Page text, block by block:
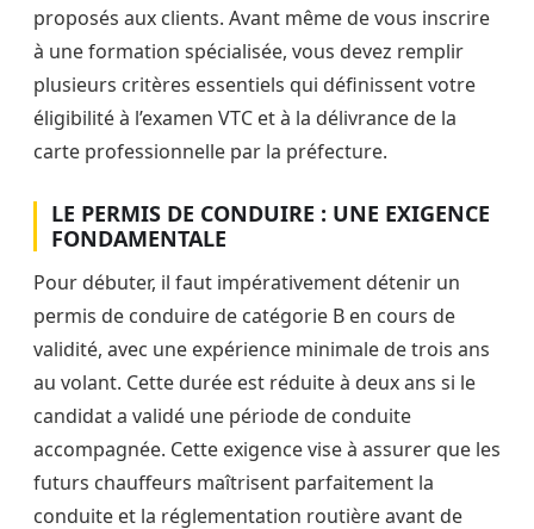
proposés aux clients. Avant même de vous inscrire
à une formation spécialisée, vous devez remplir
plusieurs critères essentiels qui définissent votre
éligibilité à l’examen VTC et à la délivrance de la
carte professionnelle par la préfecture.
LE PERMIS DE CONDUIRE : UNE EXIGENCE
FONDAMENTALE
Pour débuter, il faut impérativement détenir un
permis de conduire de catégorie B en cours de
validité, avec une expérience minimale de trois ans
au volant. Cette durée est réduite à deux ans si le
candidat a validé une période de conduite
accompagnée. Cette exigence vise à assurer que les
futurs chauffeurs maîtrisent parfaitement la
conduite et la réglementation routière avant de